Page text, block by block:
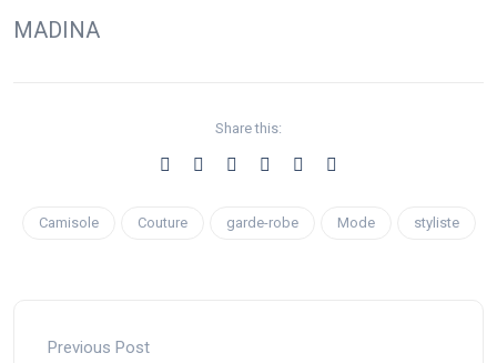
MADINA
Share this:
Camisole Couture garde-robe Mode styliste
Previous Post